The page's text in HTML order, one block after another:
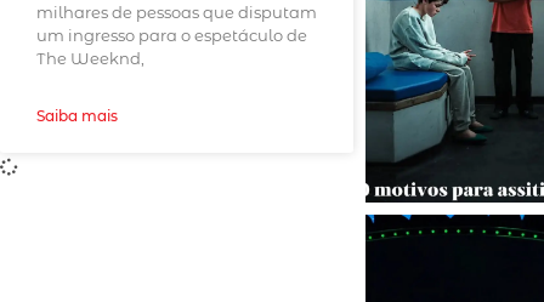
milhares de pessoas que disputam
um ingresso para o espetáculo de
The Weeknd,
Saiba mais